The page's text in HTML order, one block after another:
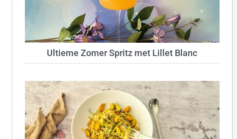
Ultieme Zomer Spritz met Lillet Blanc